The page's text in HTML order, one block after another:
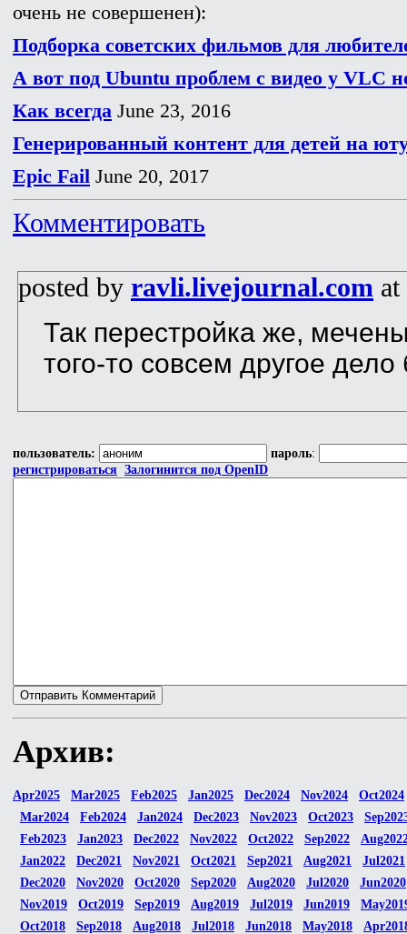
очень не совершенен):
Подборка советских фильмов для
А вот под Ubuntu проблем с видео у VLC
Как всегда June 23, 2016
Генерированный контент для детей на
Epic Fail June 20, 2017
Комментировать
posted by ravli.livejournal.com at
Так перестройка же,
того-то совсем другое
пользователь: пароль:
регистрироваться Залогинится под OpenID
Архив:
Apr2025 Mar2025 Feb2025 Jan2025 Dec2024 Nov2024
Oct2024
Mar2024
Feb2024 Jan2024 Dec2023 Nov2023 Oct2023
Feb2023
Jan2023 Dec2022 Nov2022 Oct2022 Sep2022
Jan2022
Dec2021 Nov2021 Oct2021 Sep2021 Aug2021
Jul2021
Dec2020
Nov2020 Oct2020 Sep2020 Aug2020 Jul2020
Jun2020
Nov2019
Oct2019 Sep2019 Aug2019 Jul2019 Jun2019
Oct2018
Sep2018 Aug2018 Jul2018 Jun2018 May2018